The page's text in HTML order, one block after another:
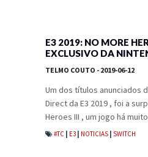
E3 2019: NO MORE
EXCLUSIVO DA
TELMO COUTO - 2019-06-12
Um dos títulos anunciados
Direct da E3 2019 , foi a
Heroes III , um jogo há
#TC E3 NOTICIAS SWITCH